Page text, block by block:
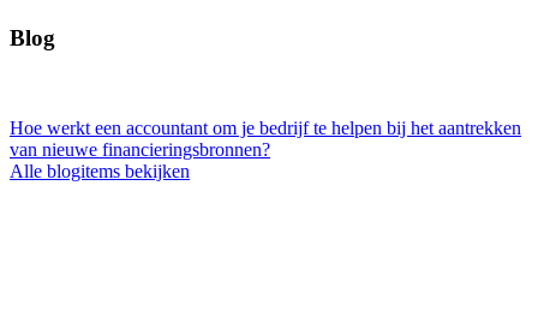
Blog
Hoe werkt een accountant om je bedrijf te helpen bij het aantrekken
van nieuwe financieringsbronnen?
Alle blogitems bekijken